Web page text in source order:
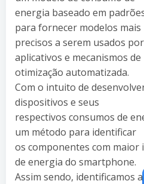
energia baseado em
para fornecer modelos mais
precisos a serem usados
aplicativos e mecanismos de
otimização automatizada.
Com o intuito de
dispositivos e seus
respectivos consumos de
um método para identificar
os componentes com maior
de energia do smartphone.
Assim sendo, identificamos